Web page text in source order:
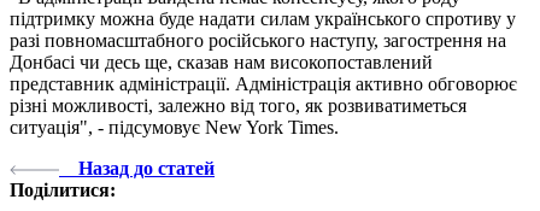
підтримку можна буде надати силам українського спротиву у
разі повномасштабного російського наступу, загострення на
Донбасі чи десь ще, сказав нам високопоставлений
представник адміністрації. Адміністрація активно обговорює
різні можливості, залежно від того, як розвиватиметься
ситуація", - підсумовує New York Times.
Назад до статей
Поділитися: